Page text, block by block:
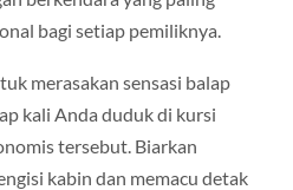
bagi setiap pemiliknya.
merasakan sensasi balap
kali Anda duduk di kursi
tersebut. Biarkan
kabin dan memacu detak